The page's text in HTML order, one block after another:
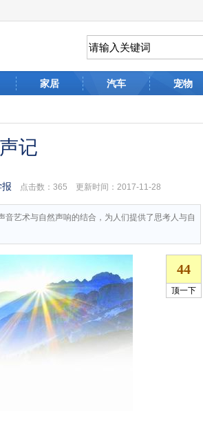
家居 汽车 宠物
记
点击数： 365 更新时间：2017-11-28
艺术与自然声响的结合，为人们提供了思考人与自